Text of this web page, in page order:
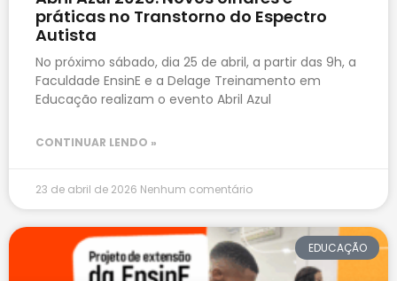
práticas no Transtorno do Espectro
Autista
No próximo sábado, dia 25 de abril, a partir das 9h, a
Faculdade EnsinE e a Delage Treinamento em
Educação realizam o evento Abril Azul
CONTINUAR LENDO »
23 de abril de 2026 Nenhum comentário
EDUCAÇÃO